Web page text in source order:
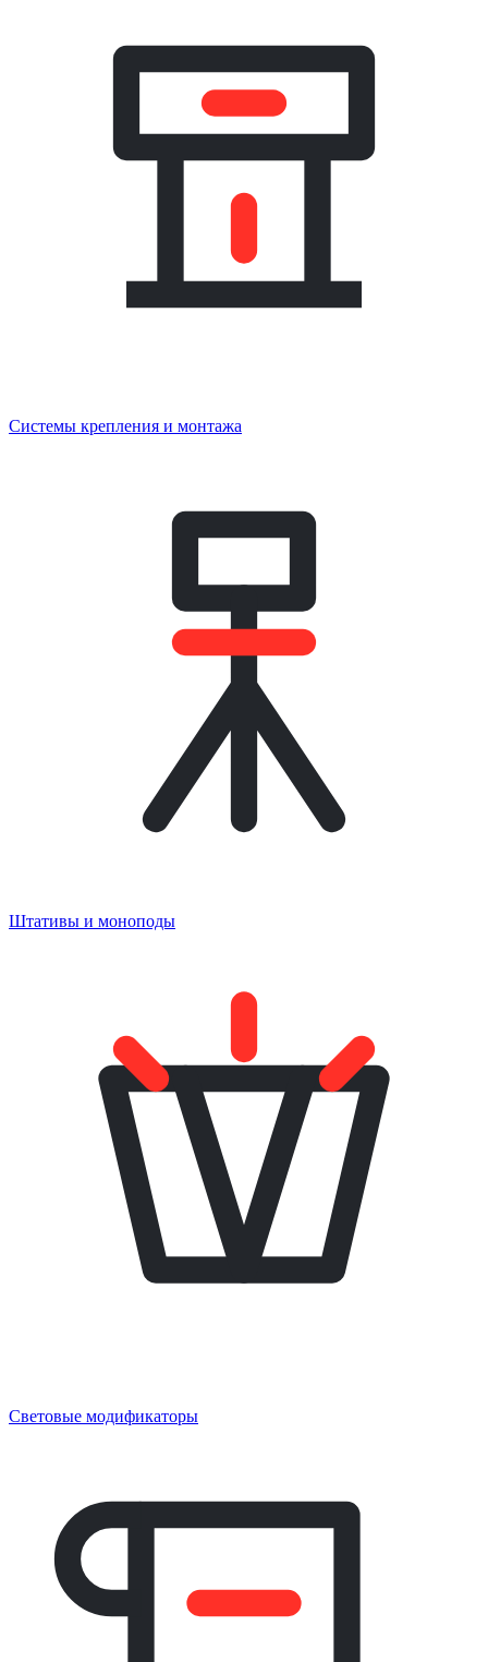
Системы крепления и монтажа
Штативы и моноподы
Световые модификаторы